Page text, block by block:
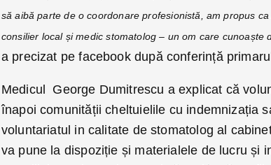
să aibă parte de o coordonare profesionistă, am propus
consilier local și medic stomatolog – un om care
a precizat pe facebook după conferință
Medicul George Dumitrescu a explicat că
înapoi comunității cheltuielile cu indemnizația
voluntariatul in calitate de stomatolog al
va pune la dispoziție și materialele de lucru și